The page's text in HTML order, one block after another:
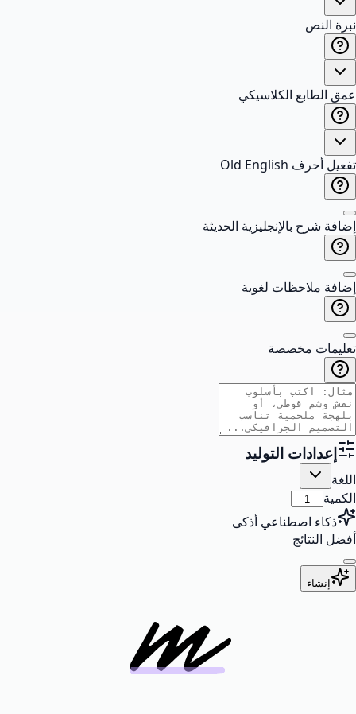
نبرة النص
عمق الطابع الكلاسيكي
تفعيل أحرف Old English
إضافة شرح بالإنجليزية الحديثة
إضافة ملاحظات لغوية
تعليمات مخصصة
إعدادات التوليد
اللغة
الكمية
ذكاء اصطناعي أذكى
أفضل النتائج
إنشاء